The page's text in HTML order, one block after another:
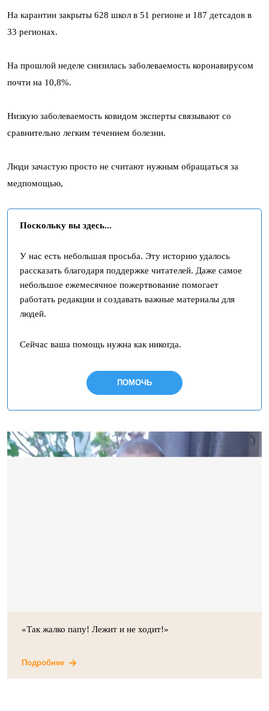
На карантин закрыты 628 школ в 51 регионе и 187 детсадов в
33 регионах.
На прошлой неделе снизилась заболеваемость коронавирусом
почти на 10,8%.
Низкую заболеваемость ковидом эксперты связывают со
сравнительно легким течением болезни.
Люди зачастую просто не считают нужным обращаться за
медпомощью,
Поскольку вы здесь...
У нас есть небольшая просьба. Эту историю удалось
рассказать благодаря поддержке читателей. Даже самое
небольшое ежемесячное пожертвование помогает
работать редакции и создавать важные материалы для
людей.
Сейчас ваша помощь нужна как никогда.
ПОМОЧЬ
«Так жалко папу! Лежит и не ходит!»
Подробнее